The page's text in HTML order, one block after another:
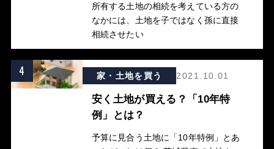
所有する土地の相続を考えている方の
なかには、土地を子ではなく孫に直接
相続させたい
4 家・土地を買う 2021.10.01
安く土地が買える？「10年特
例」とは？
予算に見合う土地に「10年特例」とあ